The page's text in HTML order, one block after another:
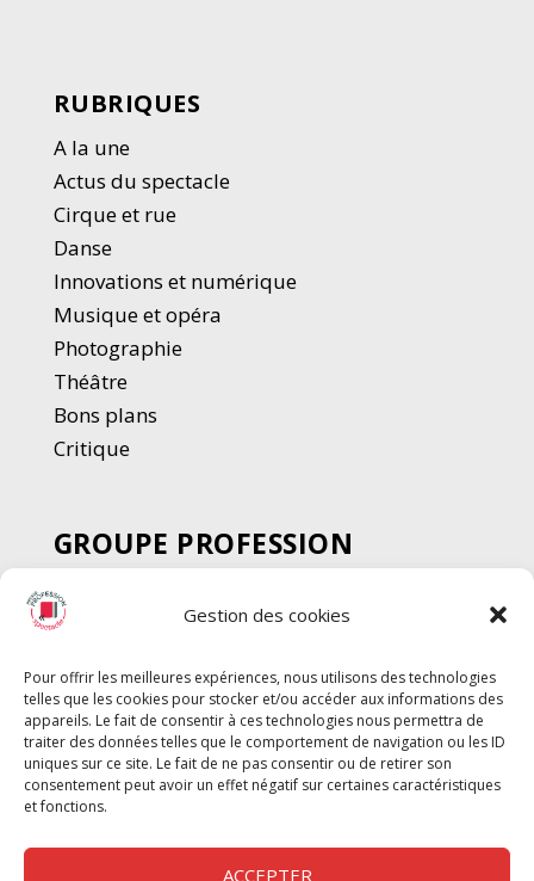
Gestion des cookies
Pour offrir les meilleures expériences, nous utilisons des technologies
telles que les cookies pour stocker et/ou accéder aux informations des
appareils. Le fait de consentir à ces technologies nous permettra de
traiter des données telles que le comportement de navigation ou les ID
uniques sur ce site. Le fait de ne pas consentir ou de retirer son
consentement peut avoir un effet négatif sur certaines caractéristiques
et fonctions.
ACCEPTER
RUBRIQUES
A la une
Actus du spectacle
Cirque et rue
Danse
Innovations et numérique
Musique et opéra
Photographie
Théâtre
Bons plans
Critique
GROUPE PROFESSION
SPECTACLE
Chèque Intermittents
Chèque Compta
Chèque Emploi Spectacle
G-Pods
Profession Audio-visuel